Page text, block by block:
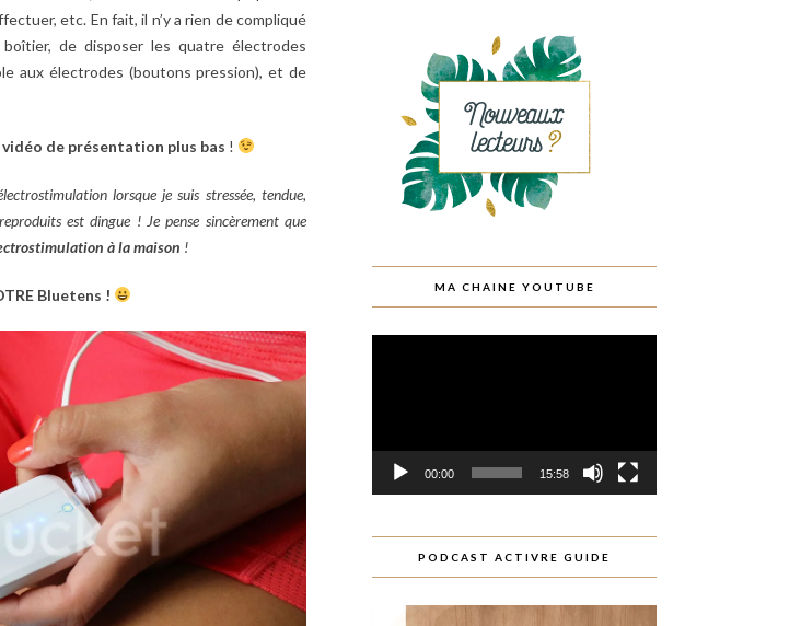
etc. En fait, il n’y a rien de compliqué
de disposer les quatre électrodes
aux électrodes (boutons pression), et de
de présentation plus bas !
lorsque je suis stressée, tendue,
est dingue ! Je pense sincèrement que
à la maison !
Bluetens ! MA CHAINE YOUTUBE
00:00 15:58
PODCAST ACTIVRE GUIDE